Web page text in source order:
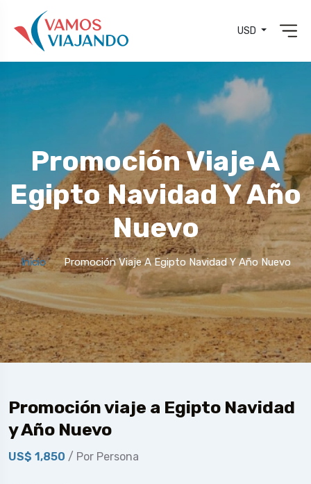
USD
Promoción Viaje A
Egipto Navidad Y Año
Nuevo
Inicio Promoción Viaje A Egipto Navidad Y Año Nuevo
Promoción viaje a Egipto Navidad
y Año Nuevo
US$ 1,850 / Por Persona